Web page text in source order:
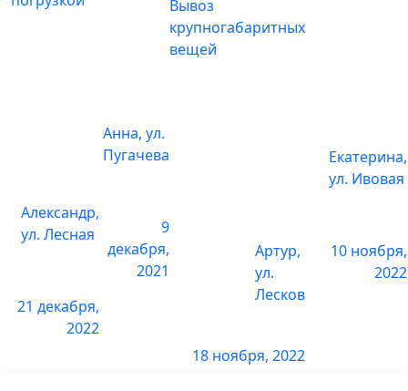
1 комната
Снять паркет
2 комнаты
3 комнаты
1800 р.
Александр,
ул. Лесная
21 декабря,
2022
Анна, ул.
Пугачева
9
декабря,
2021
Вывоз
крупногабаритных
вещей
Артур,
ул.
Лесков
18 ноября, 2022
Екатерина,
ул. Ивовая
10 ноября,
2022